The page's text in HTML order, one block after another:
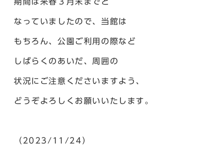
なっていましたので、当館は
もちろん、公園ご利用の際など
しばらくのあいだ、周囲の
状況にご注意くださいますよう、
どうぞよろしくお願いいたします。
（2023/11/24）